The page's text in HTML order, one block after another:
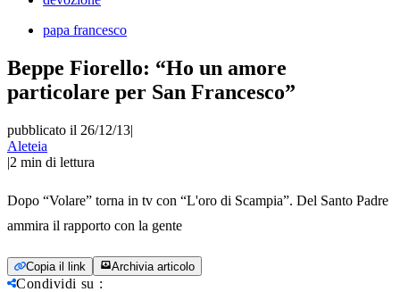
papa francesco
Beppe Fiorello: “Ho un amore
particolare per San Francesco”
pubblicato il 26/12/13|
Aleteia
|2 min di lettura
Dopo “Volare” torna in tv con “L'oro di Scampia”. Del Santo Padre
ammira il rapporto con la gente
Copia il link Archivia articolo
Condividi su :